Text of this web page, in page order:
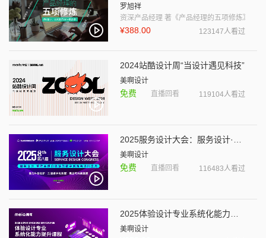
罗旭祥
资深产品经理 著《产品经理的五项修炼》
¥388.00 123147人看过
2024站酷设计周“当设计遇见科技”
美啊设计
免费 直播回看 119104人看过
2025服务设计大会：服务设计·重塑全球价值链的数字创新与协同生态
美啊设计
免费 直播回看 116483人看过
2025体验设计专业系统化能力提升课程
美啊设计